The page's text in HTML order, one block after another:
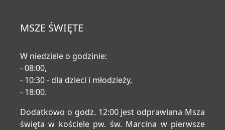
MSZE ŚWIĘTE
W niedziele o godzinie:
- 08:00,
- 10:30 - dla dzieci i młodzieży,
- 18:00.
Dodatkowo o godz. 12:00 jest odprawiana Msza
święta w kościele pw. św. Marcina w pierwsze